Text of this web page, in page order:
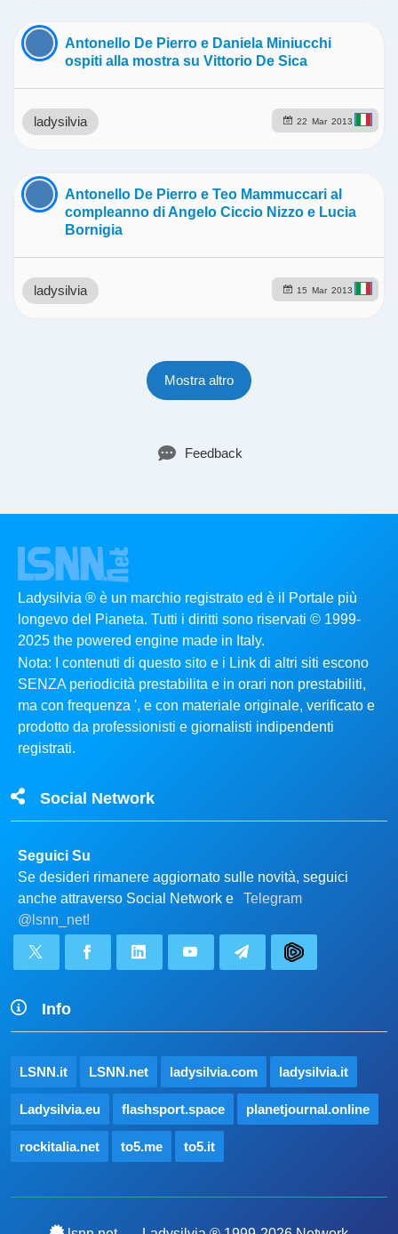
Antonello De Pierro e Daniela Miniucchi
ospiti alla mostra su Vittorio De Sica
22 Mar 2013
ladysilvia
Antonello De Pierro e Teo Mammuccari al
compleanno di Angelo Ciccio Nizzo e Lucia
Bornigia
15 Mar 2013
ladysilvia
Mostra altro
Feedback
Ladysilvia ® è un marchio registrato ed è il Portale più
longevo del Pianeta. Tutti i diritti sono riservati © 1999-
2025 the powered engine made in Italy.
Nota: I contenuti di questo sito e i Link di altri siti escono
SENZA periodicità prestabilita e in orari non prestabiliti,
ma con frequenza ', e con materiale originale, verificato e
prodotto da professionisti e giornalisti indipendenti
registrati.
Social Network
Seguici Su
Se desideri rimanere aggiornato sulle novità, seguici
anche attraverso Social Network e
Telegram
@lsnn_net!
Info
LSNN.it LSNN.net ladysilvia.com ladysilvia.it
Ladysilvia.eu flashsport.space planetjournal.online
rockitalia.net to5.me to5.it